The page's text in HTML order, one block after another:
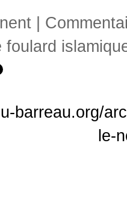
foulard
barreau.org/
le-